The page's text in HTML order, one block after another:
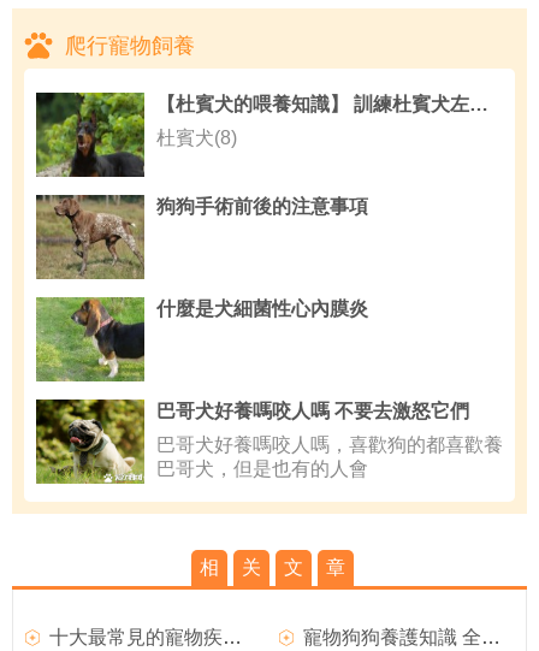
爬行寵物飼養
【杜賓犬的喂養知識】 訓練杜賓犬左側隨行四大步驟
杜賓犬(8)
狗狗手術前後的注意事項
什麼是犬細菌性心內膜炎
巴哥犬好養嗎咬人嗎 不要去激怒它們
巴哥犬好養嗎咬人嗎，喜歡狗的都喜歡養
巴哥犬，但是也有的人會
相 关 文 章
十大最常見的寵物疾病及如何預防和方法 寵物狗狗養護知識 全方面養護透析